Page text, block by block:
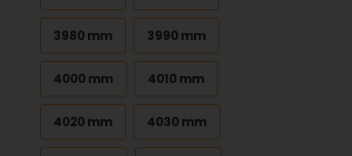
3980 mm 3990 mm
4000 mm 4010 mm
4020 mm 4030 mm